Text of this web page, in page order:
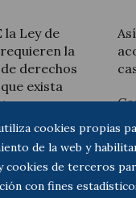
cookies propias
de la web y
cookies de terceros
con fines
Actualité
la Ley de
la
derechos
exista
a
y